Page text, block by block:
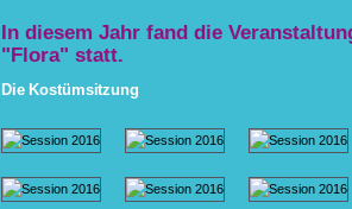
In diesem Jahr fand die
"Flora" statt.
Die Kostümsitzung